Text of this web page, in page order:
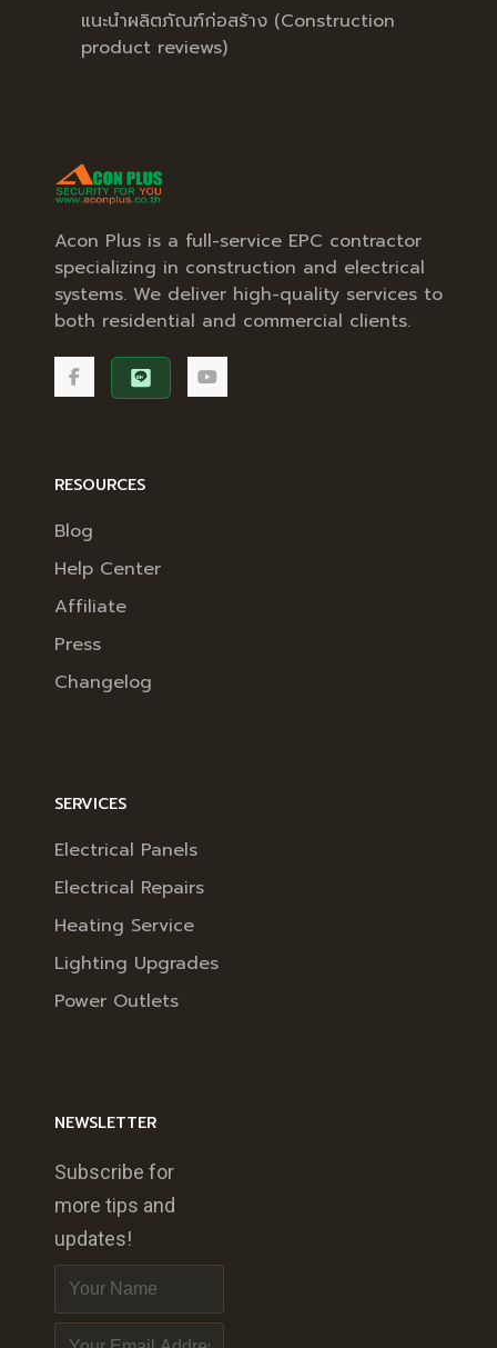
แนะนำผลิตภัณฑ์ก่อสร้าง (Construction
product reviews)
Acon Plus is a full-service EPC contractor
specializing in construction and electrical
systems. We deliver high-quality services to
both residential and commercial clients.
RESOURCES
Blog
Help Center
Affiliate
Press
Changelog
SERVICES
Electrical Panels
Electrical Repairs
Heating Service
Lighting Upgrades
Power Outlets
NEWSLETTER
Subscribe for
more tips and
updates!